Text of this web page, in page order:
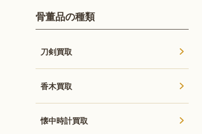
骨董品の種類
刀剣買取
香木買取
懐中時計買取